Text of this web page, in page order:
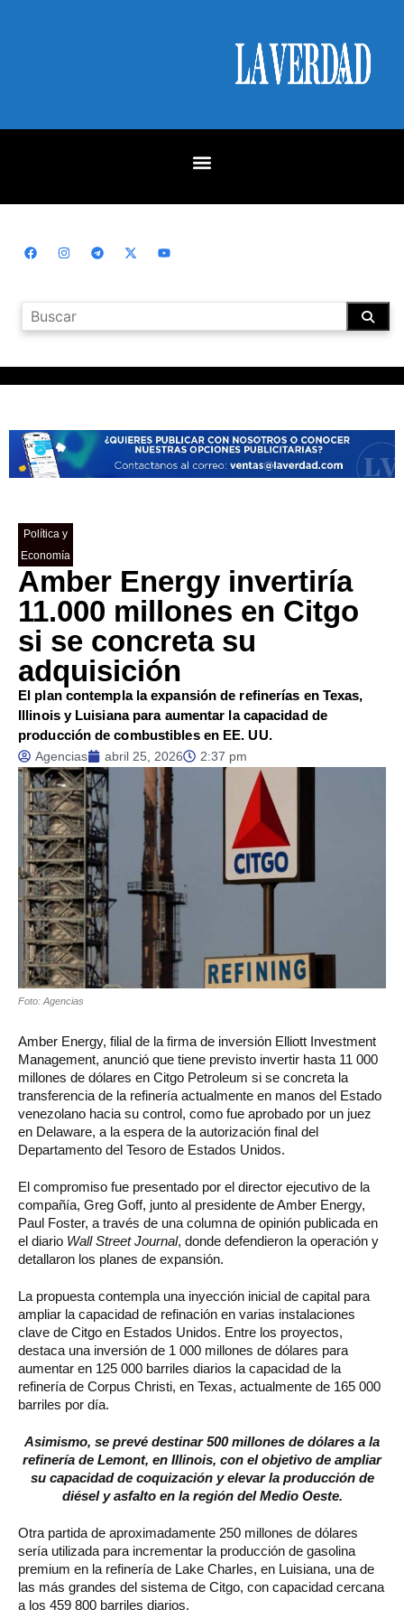
Política y
Economía
Amber Energy invertiría
11.000 millones en Citgo
si se concreta su
adquisición
El plan contempla la expansión de refinerías en Texas,
Illinois y Luisiana para aumentar la capacidad de
producción de combustibles en EE. UU.
Agencias abril 25, 2026 2:37 pm
Foto: Agencias
Amber Energy, filial de la firma de inversión Elliott Investment
Management, anunció que tiene previsto invertir hasta 11 000
millones de dólares en Citgo Petroleum si se concreta la
transferencia de la refinería actualmente en manos del Estado
venezolano hacia su control, como fue aprobado por un juez
en Delaware, a la espera de la autorización final del
Departamento del Tesoro de Estados Unidos.
El compromiso fue presentado por el director ejecutivo de la
compañía, Greg Goff, junto al presidente de Amber Energy,
Paul Foster, a través de una columna de opinión publicada en
el diario Wall Street Journal, donde defendieron la operación y
detallaron los planes de expansión.
La propuesta contempla una inyección inicial de capital para
ampliar la capacidad de refinación en varias instalaciones
clave de Citgo en Estados Unidos. Entre los proyectos,
destaca una inversión de 1 000 millones de dólares para
aumentar en 125 000 barriles diarios la capacidad de la
refinería de Corpus Christi, en Texas, actualmente de 165 000
barriles por día.
Asimismo, se prevé destinar 500 millones de dólares a la
refinería de Lemont, en Illinois, con el objetivo de ampliar
su capacidad de coquización y elevar la producción de
diésel y asfalto en la región del Medio Oeste.
Otra partida de aproximadamente 250 millones de dólares
sería utilizada para incrementar la producción de gasolina
premium en la refinería de Lake Charles, en Luisiana, una de
las más grandes del sistema de Citgo, con capacidad cercana
a los 459 800 barriles diarios.